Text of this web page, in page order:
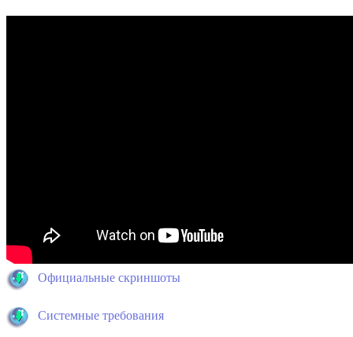
Официальные скриншоты
Системные требования